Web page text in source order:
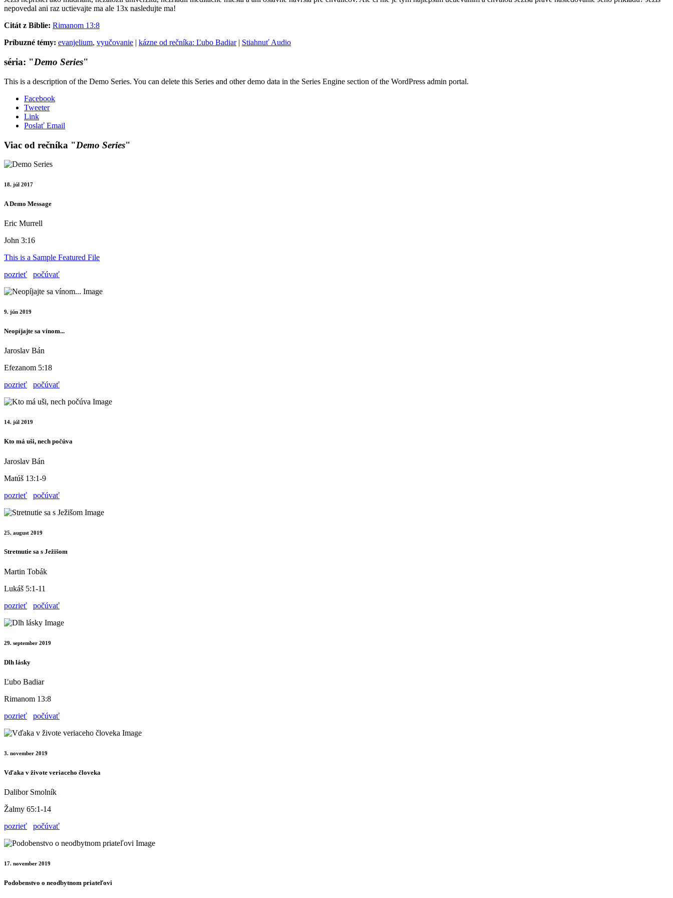
nepovedal ani raz uctievajte ma ale 13x nasledujte ma!
Citát z Biblie: Rimanom 13:8
Príbuzné témy: evanjelium, vyučovanie | kázne od rečníka: Ľubo Badiar| Stiahnuť Audio
séria: "Demo Series"
This is a description of the Demo Series. You can delete this Series and other demo data in the Series Engine section of the WordPress admin portal.
Facebook
Tweeter
Link
Poslať Email
Viac od rečníka "Demo Series"
18. júl 2017
A Demo Message
Eric Murrell
John 3:16
This is a Sample Featured File
pozrieť
počúvať
9. jún 2019
Neopíjajte sa vínom...
Jaroslav Bán
Efezanom 5:18
pozrieť
počúvať
14. júl 2019
Kto má uši, nech počúva
Jaroslav Bán
Matúš 13:1-9
pozrieť
počúvať
25. august 2019
Stretnutie sa s Ježišom
Martin Tobák
Lukáš 5:1-11
pozrieť
počúvať
29. september 2019
Dlh lásky
Ľubo Badiar
Rimanom 13:8
pozrieť
počúvať
3. november 2019
Vďaka v živote veriaceho človeka
Dalibor Smolník
Žalmy 65:1-14
pozrieť
počúvať
17. november 2019
Podobenstvo o neodbytnom priateľovi